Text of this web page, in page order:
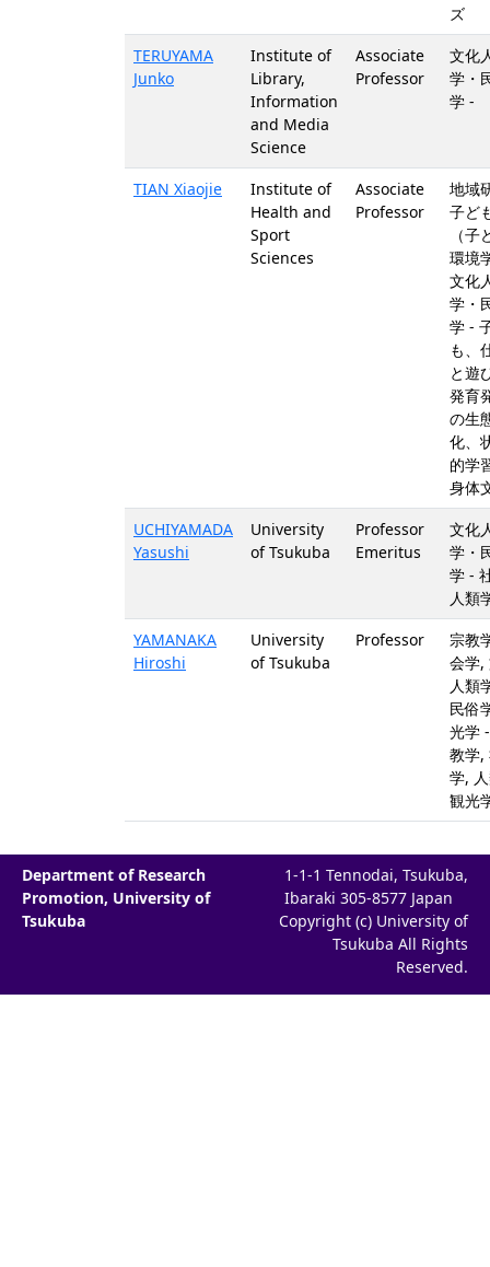
ズ
TERUYAMA
Junko
Institute of
Library,
Information
and Media
Science
Associate
Professor
文化
学・
学 -
TIAN Xiaojie
Institute of
Health and
Sport
Sciences
Associate
Professor
地域
子ど
（子
環境
文化
学・
学 -
も、
と遊
発育
の生
化、
的学
身体
UCHIYAMADA
Yasushi
University
of Tsukuba
Professor
Emeritus
文化
学・
学 -
人類
YAMANAKA
Hiroshi
University
of Tsukuba
Professor
宗教
会学,
人類
民俗
光学
教学,
学,
観光
Department of Research
Promotion, University of
Tsukuba
1-1-1 Tennodai, Tsukuba,
Ibaraki 305-8577 Japan
Copyright (c) University of
Tsukuba All Rights
Reserved.